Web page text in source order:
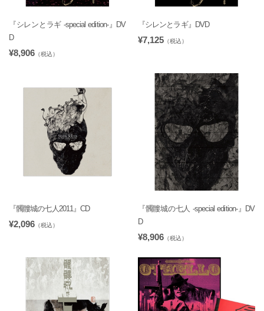
『シレンとラギ -special edition-』DV
D
¥8,906 （税込）
『シレンとラギ』DVD
¥7,125 （税込）
『髑髏城の七人2011』CD
¥2,096 （税込）
『髑髏城の七人 -special edition-』DV
D
¥8,906 （税込）